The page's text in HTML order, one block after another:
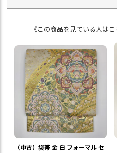
《この商品を見ている人は
（中古）袋帯 金 白 フォーマル セ